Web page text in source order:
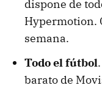
dispone de
Hypermotion.
semana.
Todo el fútbol
barato de